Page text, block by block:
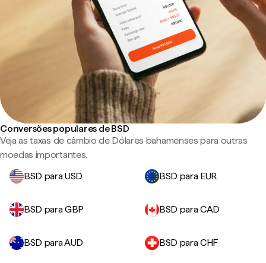
Conversões populares de BSD
Veja as taxas de câmbio de Dólares bahamenses para outras
moedas importantes.
BSD para USD
BSD para EUR
BSD para GBP BSD para CAD
BSD para AUD BSD para CHF